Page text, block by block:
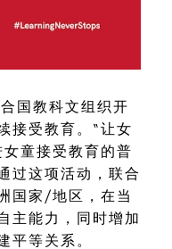
国教科文组织开
接受教育。“让女
童接受教育的普
过这项活动，联合
国家/地区，在当
主能力，同时增加
平等关系。